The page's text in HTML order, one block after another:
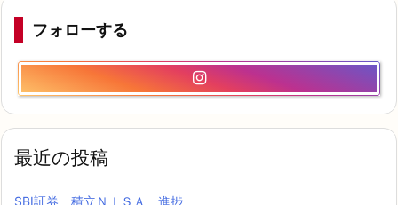
フォローする
最近の投稿
SBI証券 積立ＮＩＳＡ 進捗